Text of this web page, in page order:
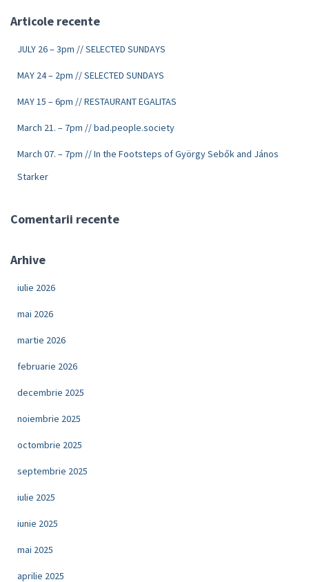
Articole recente
JULY 26 – 3pm // SELECTED SUNDAYS
MAY 24 – 2pm // SELECTED SUNDAYS
MAY 15 – 6pm // RESTAURANT EGALITAS
March 21. – 7pm // bad.people.society
March 07. – 7pm // In the Footsteps of György Sebők and János
Starker
Comentarii recente
Arhive
iulie 2026
mai 2026
martie 2026
februarie 2026
decembrie 2025
noiembrie 2025
octombrie 2025
septembrie 2025
iulie 2025
iunie 2025
mai 2025
aprilie 2025